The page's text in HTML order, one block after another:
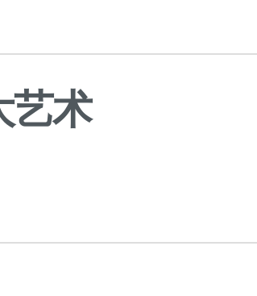
艺术